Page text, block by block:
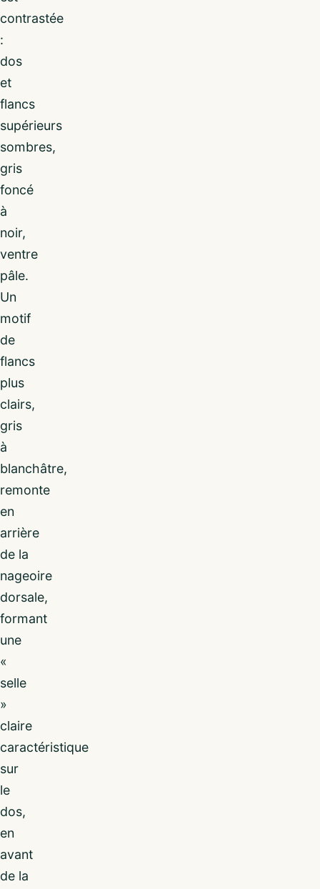
contrastée
:
dos
et
flancs
supérieurs
sombres,
gris
foncé
à
noir,
ventre
pâle.
Un
motif
de
flancs
plus
clairs,
gris
à
blanchâtre,
remonte
en
arrière
de la
nageoire
dorsale,
formant
une
«
selle
»
claire
caractéristique
sur
le
dos,
en
avant
de la